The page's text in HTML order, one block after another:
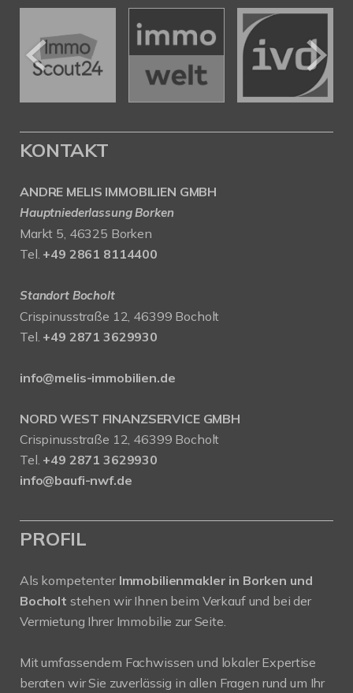
KONTAKT
ANDRE MELIS IMMOBILIEN GMBH
Hauptniederlassung Borken
Markt 5, 46325 Borken
Tel. +49 2861 8114400
Standort Bocholt
Crispinusstraße 12, 46399 Bocholt
Tel. +49 2871 3629930
info@melis-immobilien.de
NORD WEST FINANZSERVICE GMBH
Crispinusstraße 12, 46399 Bocholt
Tel. +49 2871 3629930
info@baufi-nwf.de
PROFIL
Als kompetenter Immobilienmakler in Borken und
Bocholt stehen wir Ihnen beim Verkauf und bei der
Vermietung Ihrer Immobilie zur Seite.
Mit umfassendem Fachwissen und lokaler Expertise
beraten wir Sie zuverlässig in allen Fragen rund um Ihr